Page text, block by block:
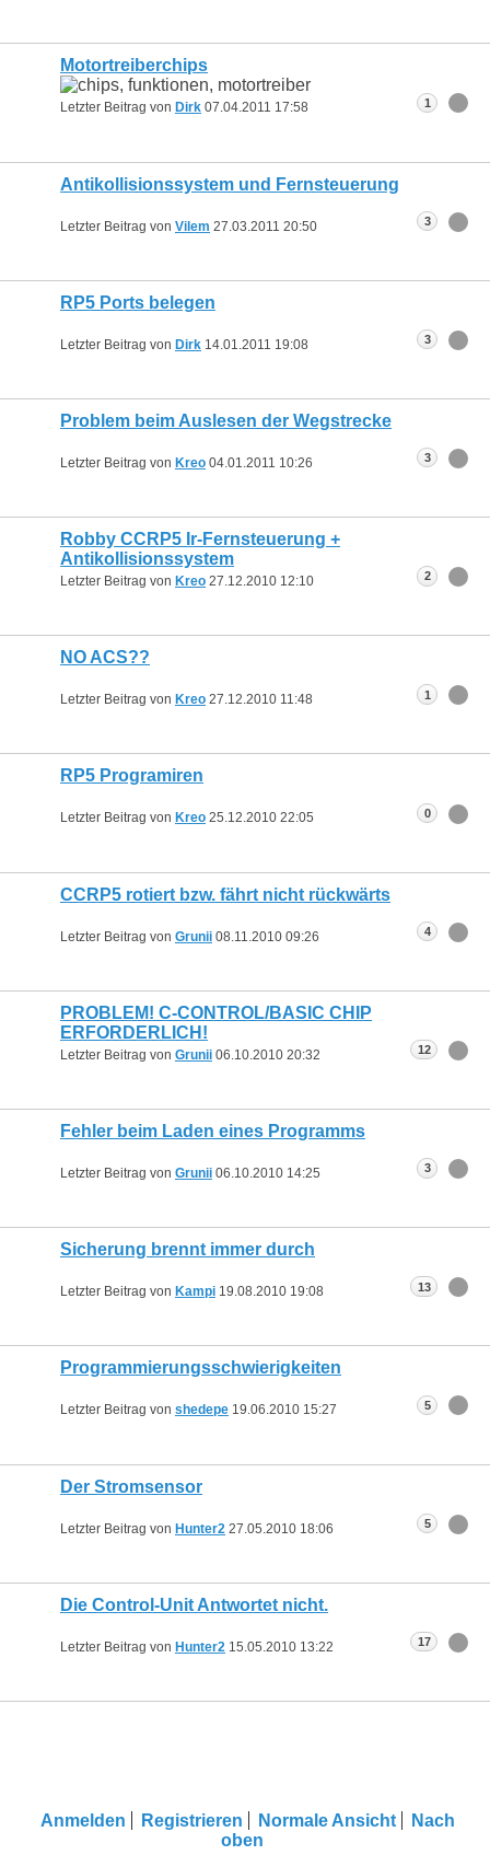
Motortreiberchips
Letzter Beitrag von Dirk 07.04.2011 17:58 1
Antikollisionssystem und Fernsteuerung
Letzter Beitrag von Vilem 27.03.2011 20:50 3
RP5 Ports belegen
Letzter Beitrag von Dirk 14.01.2011 19:08 3
Problem beim Auslesen der Wegstrecke
Letzter Beitrag von Kreo 04.01.2011 10:26 3
Robby CCRP5 Ir-Fernsteuerung +
Antikollisionssystem
Letzter Beitrag von Kreo 27.12.2010 12:10 2
NO ACS??
Letzter Beitrag von Kreo 27.12.2010 11:48 1
RP5 Programiren
Letzter Beitrag von Kreo 25.12.2010 22:05 0
CCRP5 rotiert bzw. fährt nicht rückwärts
Letzter Beitrag von Grunii 08.11.2010 09:26 4
PROBLEM! C-CONTROL/BASIC CHIP
ERFORDERLICH!
Letzter Beitrag von Grunii 06.10.2010 20:32 12
Fehler beim Laden eines Programms
Letzter Beitrag von Grunii 06.10.2010 14:25 3
Sicherung brennt immer durch
Letzter Beitrag von Kampi 19.08.2010 19:08 13
Programmierungsschwierigkeiten
Letzter Beitrag von shedepe 19.06.2010 15:27 5
Der Stromsensor
Letzter Beitrag von Hunter2 27.05.2010 18:06 5
Die Control-Unit Antwortet nicht.
Letzter Beitrag von Hunter2 15.05.2010 13:22 17
Anmelden Registrieren Normale Ansicht
Nach
oben